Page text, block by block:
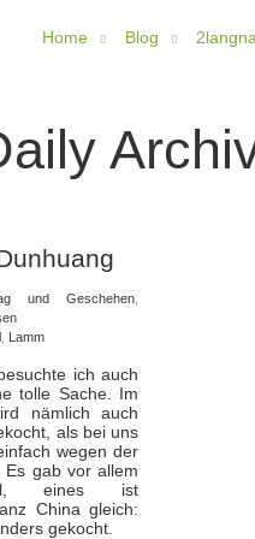
Home Blog
und Geschehen,
Lamm
ich auch
tolle Sache. Im
nämlich auch
als bei uns
wegen der
Es gab vor allem
eines ist
China gleich:
gekocht.